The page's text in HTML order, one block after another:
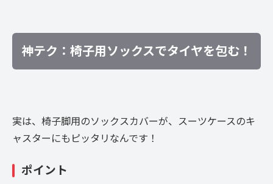
神テク：椅子用ソックスでタイヤを包む！
実は、椅子脚用のソックスカバーが、スーツケースのキ
ャスターにもピッタリなんです！
ポイント